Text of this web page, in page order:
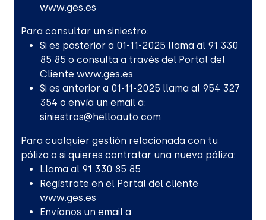
www.ges.es
Para consultar un siniestro:
Si es posterior a 01-11-2025 llama al 91 330
85 85 o consulta a través del Portal del
Cliente www.ges.es
Si es anterior a 01-11-2025 llama al 954 327
354 o envía un email a:
siniestros@helloauto.com
Para cualquier gestión relacionada con tu
póliza o si quieres contratar una nueva póliza:
Llama al 91 330 85 85
Regístrate en el Portal del cliente
www.ges.es
Envíanos un email a